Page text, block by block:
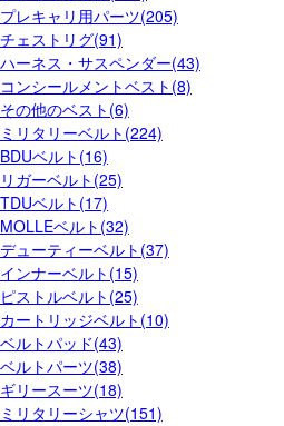
プレキャリ用パーツ(205)
チェストリグ(91)
ハーネス・サスペンダー(43)
コンシールメントベスト(8)
その他のベスト(6)
ミリタリーベルト(224)
BDUベルト(16)
リガーベルト(25)
TDUベルト(17)
MOLLEベルト(32)
デューティーベルト(37)
インナーベルト(15)
ピストルベルト(25)
カートリッジベルト(10)
ベルトパッド(43)
ベルトパーツ(38)
ギリースーツ(18)
ミリタリーシャツ(151)